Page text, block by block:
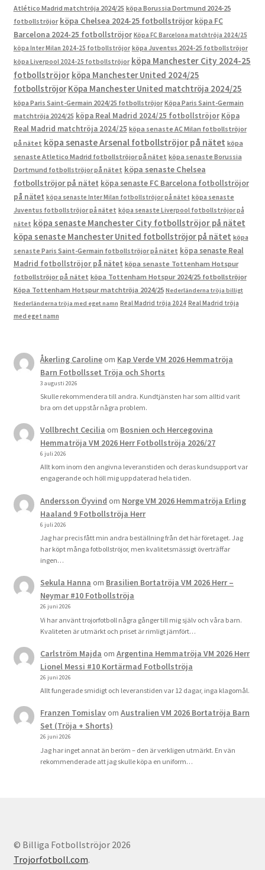
Atlético Madrid matchtröja 2024/25 köpa Borussia Dortmund 2024-25
fotbollströjor köpa Chelsea 2024-25 fotbollströjor köpa FC
Barcelona 2024-25 fotbollströjor Köpa FC Barcelona matchtröja 2024/25
köpa Inter Milan 2024-25 fotbollströjor köpa Juventus 2024-25 fotbollströjor
köpa Liverpool 2024-25 fotbollströjor köpa Manchester City 2024-25
fotbollströjor köpa Manchester United 2024/25
fotbollströjor Köpa Manchester United matchtröja 2024/25
köpa Paris Saint-Germain 2024/25 fotbollströjor Köpa Paris Saint-Germain
matchtröja 2024/25 köpa Real Madrid 2024/25 fotbollströjor Köpa
Real Madrid matchtröja 2024/25 köpa senaste AC Milan fotbollströjor
på nätet köpa senaste Arsenal fotbollströjor på nätet köpa
senaste Atletico Madrid fotbollströjor på nätet köpa senaste Borussia
Dortmund fotbollströjor på nätet köpa senaste Chelsea
fotbollströjor på nätet köpa senaste FC Barcelona fotbollströjor
på nätet köpa senaste Inter Milan fotbollströjor på nätet köpa senaste
Juventus fotbollströjor på nätet köpa senaste Liverpool fotbollströjor på
nätet köpa senaste Manchester City fotbollströjor på nätet
köpa senaste Manchester United fotbollströjor på nätet köpa
senaste Paris Saint-Germain fotbollströjor på nätet köpa senaste Real
Madrid fotbollströjor på nätet köpa senaste Tottenham Hotspur
fotbollströjor på nätet köpa Tottenham Hotspur 2024/25 fotbollströjor
Köpa Tottenham Hotspur matchtröja 2024/25 Nederländerna tröja billigt
Nederländerna tröja med eget namn Real Madrid tröja 2024 Real Madrid tröja
med eget namn
Åkerling Carolineom Kap Verde VM 2026 Hemmatröja
Barn Fotbollsset Tröja och Shorts
3 augusti 2026
Skulle rekommendera till andra. Kundtjänsten har som alltid varit
bra om det uppstår några problem.
Vollbrecht Cecilia om Bosnien och Hercegovina
Hemmatröja VM 2026 Herr Fotbollströja 2026/27
6 juli 2026
Allt kom inom den angivna leveranstiden och deras kundsupport var
engagerande och höll mig uppdaterad hela tiden.
Andersson Öyvind om Norge VM 2026 Hemmatröja Erling
Haaland 9 Fotbollströja Herr
6 juli 2026
Jag har precis fått min andra beställning från det här företaget. Jag
har köpt många fotbollströjor, men kvalitetsmässigt överträffar
ingen…
Sekula Hanna om Brasilien Bortatröja VM 2026 Herr –
Neymar #10 Fotbollströja
26 juni 2026
Vi har använt trojorfotboll några gånger till mig själv och våra barn.
Kvaliteten är utmärkt och priset är rimligt jämfört…
Carlström Majda omArgentina Hemmatröja VM 2026 Herr
Lionel Messi #10 Kortärmad Fotbollströja
26 juni 2026
Allt fungerade smidigt och leveranstiden var 12 dagar, inga klagomål.
Franzen TomislavomAustralien VM 2026 Bortatröja Barn
Set (Tröja + Shorts)
26 juni 2026
Jag har inget annat än beröm – den är verkligen utmärkt. En vän
rekommenderade att jag skulle köpa en uniform…
© Billiga Fotbollströjor 2026
Trojorfotboll.com.